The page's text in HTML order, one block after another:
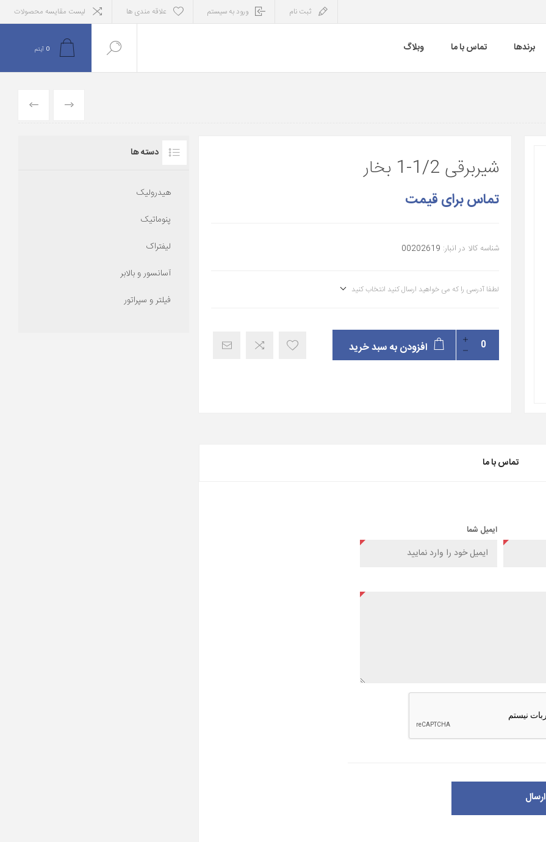
ثبت نام ورود به سیستم علاقه مندی ها لیست مقایسه محصولات
برندها تماس با ما وبلاگ 0 آیتم
بعدی
شیربرقی 1/2-1 بخار
تماس برای قیمت
شناسه کالا در انبار: 00202619
لطفا آدرسی را که می خواهید ارسال کنید انتخاب کنید
افزودن به سبد خرید
تماس با ما
ایمیل شما
ارسال
دسته ها
هیدرولیک
پنوماتیک
لیفتراک
آسانسور و بالابر
فیلتر و سپراتور